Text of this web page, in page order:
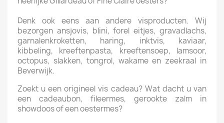
Denk ook eens aan andere visproducten. Wij
bezorgen ansjovis, blini, forel eitjes, gravadlachs,
garnalenkroketten, haring, inktvis, kaviaar,
kibbeling, kreeftenpasta, kreeftensoep, lamsoor,
octopus, slakken, tongrol, wakame en zeekraal in
Beverwijk.
Zoekt u een origineel vis cadeau? Wat dacht u van
een cadeaubon, fileermes, gerookte zalm in
showdoos of een oestermes?